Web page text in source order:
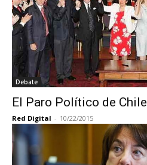
Debate
El Paro Político de Chile
Red Digital - 10/22/2015